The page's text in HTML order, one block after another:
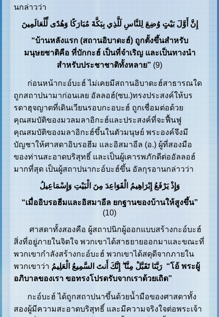
นกล่าวว่า
إِنَّ أَوَّلَ بَيْتٍ وُضِعَ لِلنَّاسِ لَلَّذِي بِبَكَّةَ مُبَارَكًا وَهُدًى لِّلْعَالَمِينَ
“บ้านหลังแรก (สถานอิบาดะฮ์) ถูกตั้งขึ้นสำหรับ
มนุษยชาติคือ ที่บักกะฮ์ เป็นที่จำเริญ และเป็นทางนำ
สำหรับประชาชาติทั้งหลาย” (9)
ก่อนหน้ากะอ์บะฮ์ ไม่เคยมีสถานอิบาดะฮ์สาธารณใด
ถูกสถาปนามาก่อนเลย อัลลอฮ์(ซบ.)ทรงประสงค์ให้บร
รดาฮุจญาตที่เดินเวียนรอบกะอบะฮ์ ถูกเชื่อมต่อด้วย
คุณสมบัติของมวลมลาอิกะฮ์และประสงค์ที่จะฟื้นฟู
คุณสมบัติของมลาอิกะฮ์ขึ้นในตัวมนุษย์ พระองค์จึงมี
บัญชาให้ศาสดาอิบรอฮีม และอิสมาอีล (อ.) ผู้ที่สองมือ
ของท่านสะอาดบริสุทธิ์ และเป็นผู้เคารพภักดีต่ออัลลอฮ์
มากที่สุด เป็นผู้สถาปนากะอ์บะฮ์ขึ้น อัลกุรอานกล่าวว่า
وَإِذْ يَرْفَعُ إِبْرَاهِيمُ الْقَوَاعِدَ مِنَ الْبَيْتِ وَإِسْمَاعِيلُ
“เมื่ออิบรอฮีมและอิสมาอีล ยกฐานของบ้านให้สูงขึ้น”
(10)
ศาสดาทั้งสองคือ ผู้สถาปนิกผู้ออกแบบสร้างกะอ์บะฮ์
สิ่งที่อยู่ภายในจิตใจ พวกเขาได้สาธยายออกมาและขณะที่
พวกเขากำลังสร้างกะอ์บะฮ์ พวกเขาได้สดุดีจากภายใน
พวกเขาว่า رَبَّنَا تَقَبَّلْ مِنَّا ۖ إِنَّكَ أَنتَ السَّمِيعُ الْعَلِيمُ “โอ้ พระผู้
อภิบาลของเรา ขอทรงโปรดรับจากเราด้วยเถิด”
กะอ์บะฮ์ ได้ถูกสถาปนาขึ้นด้วยน้ำมือของศาสดาทั้ง
สองผู้มีความสะอาดบริสุทธิ์ และมีความจริงใจต่อพระเจ้า